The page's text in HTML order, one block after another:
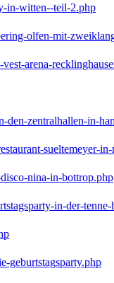
in-witten--teil-2.php
olfen-mit-
arena-
den-zentralhallen-in-
sueltemeyer-
nina-in-bottrop.php
in-der-tenne-
geburtstagsparty.php